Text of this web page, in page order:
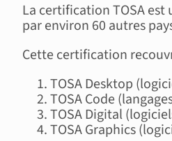
La certification TOSA
par environ 60 autres
Cette certification
TOSA Desktop
TOSA Code
TOSA Digital
TOSA Graphics